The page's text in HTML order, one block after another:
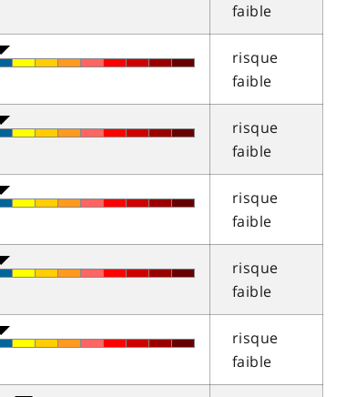
faible
risque
faible
risque
faible
risque
faible
risque
faible
risque
faible